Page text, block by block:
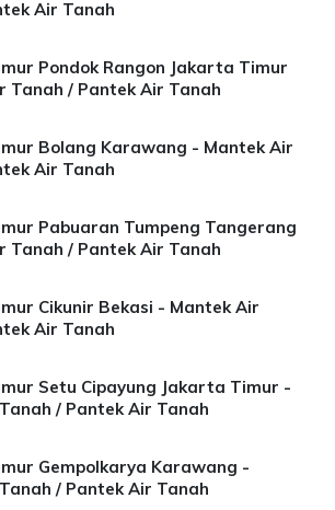
Air Tanah
Pondok Rangon Jakarta Timur
Tanah / Pantek Air Tanah
Bolang Karawang - Mantek Air
Air Tanah
Pabuaran Tumpeng Tangerang
Tanah / Pantek Air Tanah
Cikunir Bekasi - Mantek Air
Air Tanah
Setu Cipayung Jakarta Timur -
/ Pantek Air Tanah
Gempolkarya Karawang -
/ Pantek Air Tanah